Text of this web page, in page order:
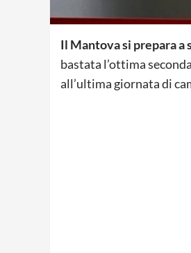
Il Mantova si prepara a
bastata l’ottima
all’ultima giornata di